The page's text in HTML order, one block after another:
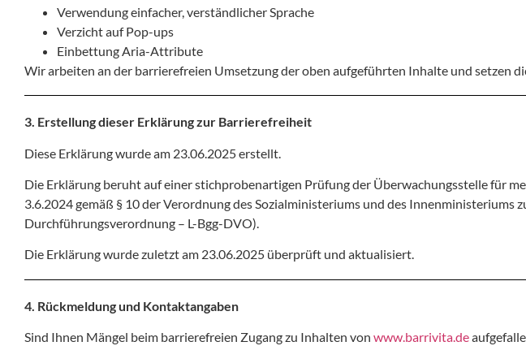
Verwendung einfacher, verständlicher Sprache
Verzicht auf Pop-ups
Einbettung Aria-Attribute
Wir arbeiten an der barrierefreien Umsetzung der oben aufgeführten Inhalte und setzen
3. Erstellung dieser Erklärung zur Barrierefreiheit
Diese Erklärung wurde am 23.06.2025 erstellt.
Die Erklärung beruht auf einer stichprobenartigen Prüfung der Überwachungsstelle für
3.6.2024 gemäß § 10 der Verordnung des Sozialministeriums und des
Durchführungsverordnung – L-Bgg-DVO).
Die Erklärung wurde zuletzt am 23.06.2025 überprüft und aktualisiert.
4. Rückmeldung und Kontaktangaben
Sind Ihnen Mängel beim barrierefreien Zugang zu Inhalten von www.barrivita.de